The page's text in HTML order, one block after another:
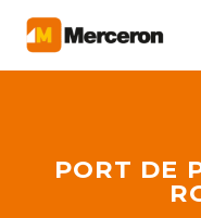
PORT DE